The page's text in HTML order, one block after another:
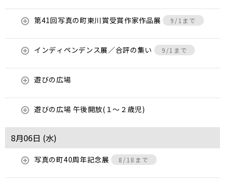
第41回写真の町東川賞受賞作家作品展 9/1まで
インディペンデンス展／合評の集い 9/1まで
遊びの広場
遊びの広場 午後開放(１～２歳児)
8月06日 (水)
写真の町40周年記念展 8/18まで